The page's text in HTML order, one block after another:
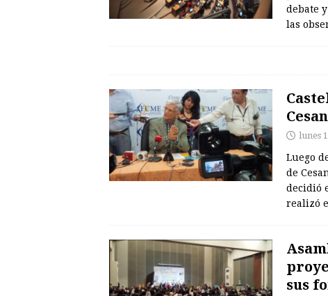
debate
las
lunes
Luego
de
decidió
realizó
sus